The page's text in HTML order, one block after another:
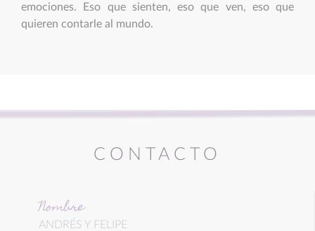
emociones. Eso que sienten, eso que ven, eso que
quieren contarle al mundo.
CONTACTO
Nombre
ANDRÉS Y FELIPE